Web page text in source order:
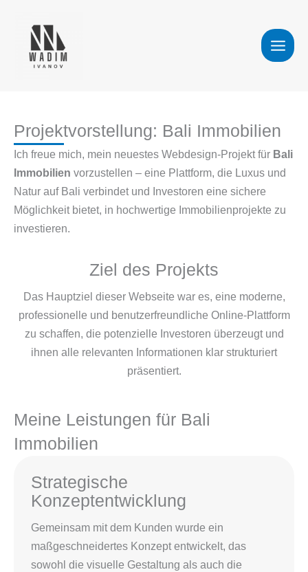
springen
Projektvorstellung: Bali Immobilien
Ich freue mich, mein neuestes Webdesign-Projekt für Bali
Immobilien vorzustellen – eine Plattform, die Luxus und
Natur auf Bali verbindet und Investoren eine sichere
Möglichkeit bietet, in hochwertige Immobilienprojekte zu
investieren.
Ziel des Projekts
Das Hauptziel dieser Webseite war es, eine moderne,
professionelle und benutzerfreundliche Online-Plattform
zu schaffen, die potenzielle Investoren überzeugt und
ihnen alle relevanten Informationen klar strukturiert
präsentiert.
Meine Leistungen für Bali
Immobilien
Strategische
Konzeptentwicklung
Gemeinsam mit dem Kunden wurde ein
maßgeschneidertes Konzept entwickelt, das
sowohl die visuelle Gestaltung als auch die